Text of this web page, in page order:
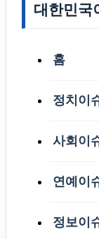
대한민국
홈
정치이
사회이
연예이
정보이